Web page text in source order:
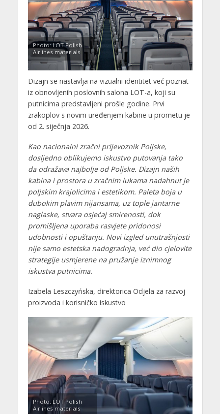
Photo: LOT Polish
Airlines materials
Dizajn se nastavlja na vizualni identitet već poznat
iz obnovljenih poslovnih salona LOT-a, koji su
putnicima predstavljeni prošle godine. Prvi
zrakoplov s novim uređenjem kabine u prometu je
od 2. siječnja 2026.
Kao nacionalni zračni prijevoznik Poljske,
dosljedno oblikujemo iskustvo putovanja tako
da odražava najbolje od Poljske. Dizajn naših
kabina i prostora u zračnim lukama nadahnut je
poljskim krajolicima i estetikom. Paleta boja u
dubokim plavim nijansama, uz tople jantarne
naglaske, stvara osjećaj smirenosti, dok
promišljena uporaba rasvjete pridonosi
udobnosti i opuštanju. Novi izgled unutrašnjosti
nije samo estetska nadogradnja, već dio cjelovite
strategije usmjerene na pružanje iznimnog
iskustva putnicima.
Izabela Leszczyńska, direktorica Odjela za razvoj
proizvoda i korisničko iskustvo
Photo: LOT Polish
Airlines materials